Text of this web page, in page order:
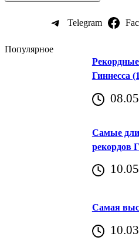
Telegram
Популярное
Гиннесса
Самые
рекордов
Самая